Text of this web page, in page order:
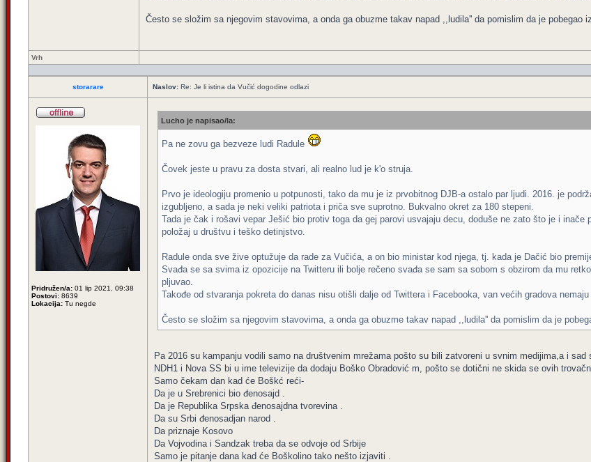
Često se složim sa njegovim stavovima, a onda ga obuzme takav napad ,,ludila'' da pomislim da je pobegao
Vrh
storarare Naslov: Re: Je li istina da Vučić dogodine odlazi
Pridružen/a: 01 lip 2021, 09:38
Postovi: 8639
Lokacija: Tu negde
Lucho je napisao/la:
Pa ne zovu ga bezveze ludi Radule
Čovek jeste u pravu za dosta stvari, ali realno lud je k'o struja.
Prvo je ideologiju promenio u potpunosti, tako da mu je iz prvobitnog DJB-a ostalo par ljudi. 2016. je
izgubljeno, a sada je neki veliki patriota i priča sve suprotno. Bukvalno okret za 180 stepeni.
Tada je čak i rošavi vepar Ješić bio protiv toga da gej parovi usvajaju decu, doduše ne zato što je i
položaj u društvu i teško detinjstvo.
Radule onda sve žive optužuje da rade za Vučića, a on bio ministar kod njega, tj. kada je Dačić bio
Svađa se sa svima iz opozicije na Twitteru ili bolje rečeno svađa se sam sa sobom s obzirom da mu
pljuvao.
Takođe od stvaranja pokreta do danas nisu otišli dalje od Twittera i Facebooka, van većih gradova
Često se složim sa njegovim stavovima, a onda ga obuzme takav napad ,,ludila'' da pomislim da je
Pa 2016 su kampanju vodili samo na društvenim mrežama pošto su bili zatvoreni u svnim medijima,a i sad
NDH1 i Nova SS bi u ime televizije da dodaju Boško Obradović m, pošto se dotični ne skida se ovih
Samo čekam dan kad će Boškć reći-
Da je u Srebrenici bio đenosajd .
Da je Republika Srpska đenosajdna tvorevina .
Da su Srbi đenosadjan narod .
Da priznaje Kosovo
Da Vojvodina i Sandzak treba da se odvoje od Srbije
Samo je pitanje dana kad će Boškolino tako nešto izjaviti .